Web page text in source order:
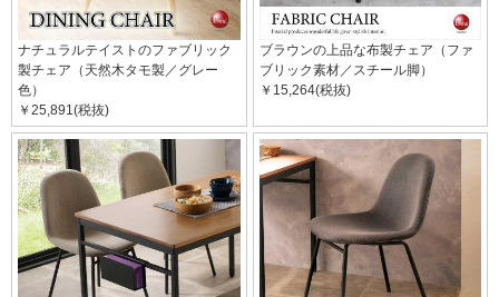
ナチュラルテイストのファブリック
製チェア（天然木タモ製／グレー
色）
￥25,891(税抜)
ブラウンの上品な布製チェア（ファ
ブリック素材／スチール脚）
￥15,264(税抜)